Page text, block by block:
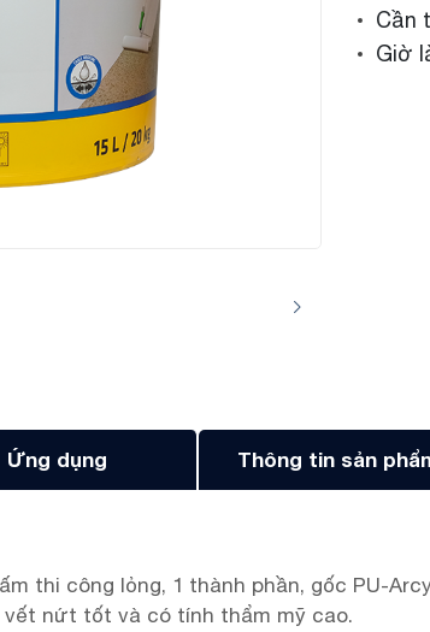
Cần
Giờ
Ứng dụng Thông tin sản
thi công lỏng, 1 thành phần, gốc PU-
vết nứt tốt và có tính thẩm mỹ cao.